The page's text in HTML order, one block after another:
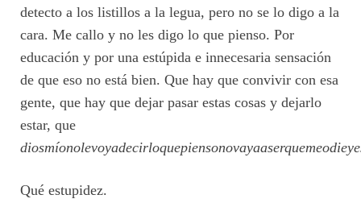
detecto a los listillos a la legua, pero no se lo digo a la
cara. Me callo y no les digo lo que pienso. Por
educación y por una estúpida e innecesaria sensación
de que eso no está bien. Que hay que convivir con esa
gente, que hay que dejar pasar estas cosas y dejarlo
estar, que
Qué estupidez.